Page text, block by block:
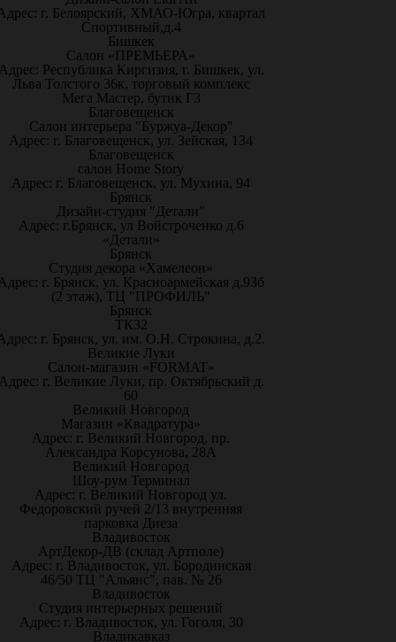
г. Белоярский, ХМАО-Югра, квартал
Спортивный,д.4
Бишкек
Салон «ПРЕМЬЕРА»
Республика Киргизия, г. Бишкек, ул.
Льва Толстого 36к, торговый комплекс
Мега Мастер, бутик Г3
Благовещенск
Салон интерьера "Буржуа-Декор"
Адрес: г. Благовещенск, ул. Зейская, 134
Благовещенск
салон Home Story
Адрес: г. Благовещенск, ул. Мухина, 94
Брянск
Дизайн-студия "Детали"
Адрес: г.Брянск, ул Войстроченко д.6
«Детали»
Брянск
Студия декора «Хамелеон»
г. Брянск, ул. Красноармейская д.93б
(2 этаж), ТЦ "ПРОФИЛЬ"
Брянск
ТК32
г. Брянск, ул. им. О.Н. Строкина, д.2.
Великие Луки
Салон-магазин «FORMAT»
г. Великие Луки, пр. Октябрьский д.
60
Великий Новгород
Магазин «Квадратура»
Адрес: г. Великий Новгород, пр.
Александра Корсунова, 28А
Великий Новгород
Шоу-рум Терминал
Адрес: г. Великий Новгород ул.
Федоровский ручей 2/13 внутренняя
парковка Диеза
Владивосток
АртДекор-ДВ (склад Артполе)
Адрес: г. Владивосток, ул. Бородинская
46/50 ТЦ "Альянс", пав. № 26
Владивосток
Студия интерьерных решений
Адрес: г. Владивосток, ул. Гоголя, 30
Владикавказ